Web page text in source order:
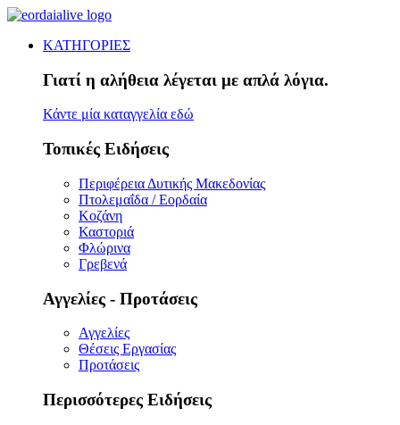
ΚΑΤΗΓΟΡΙΕΣ
Γιατί η αλήθεια λέγεται με απλά λόγια.
Κάντε μία καταγγελία εδώ
Τοπικές Ειδήσεις
Περιφέρεια Δυτικής Μακεδονίας
Πτολεμαΐδα / Εορδαία
Κοζάνη
Καστοριά
Φλώρινα
Γρεβενά
Αγγελίες - Προτάσεις
Αγγελίες
Θέσεις Εργασίας
Προτάσεις
Περισσότερες Ειδήσεις